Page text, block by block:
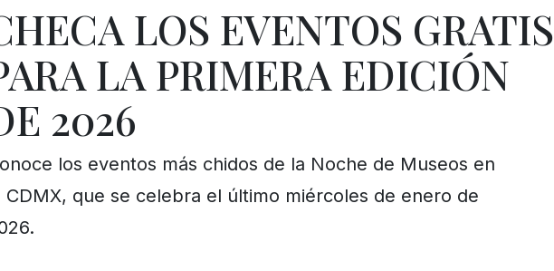
LOS EVENTOS GRATIS
LA PRIMERA EDICIÓN
2026
los eventos más chidos de la Noche de Museos en
CDMX, que se celebra el último miércoles de enero de